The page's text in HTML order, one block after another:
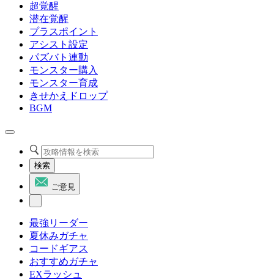
超覚醒
潜在覚醒
プラスポイント
アシスト設定
パズバト連動
モンスター購入
モンスター育成
きせかえドロップ
BGM
検索
ご意見
最強リーダー
夏休みガチャ
コードギアス
おすすめガチャ
EXラッシュ